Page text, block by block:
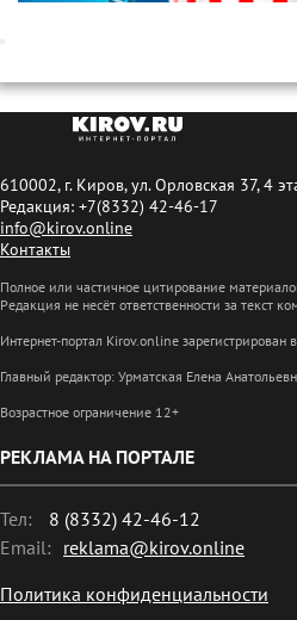
610002, г. Киров, ул. Орловская 37, 4
Редакция: +7(8332) 42-46-17
info@kirov.online
Контакты
Полное или частичное цитирование
Редакция не несёт ответственности за текст
Интернет-портал Kirov.online
Главный редактор: Урматская Елена
Возрастное ограничение 12+
РЕКЛАМА НА ПОРТАЛЕ
Тел:
8 (8332) 42-46-12
Email: reklama@kirov.online
Политика конфиденциальности